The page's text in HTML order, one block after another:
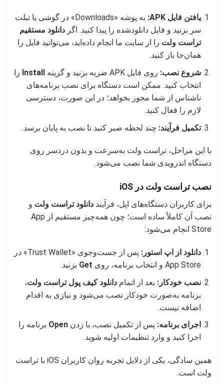
یافتن فایل APK:
به پوشه «Downloads» در گوشی یا تبلت
سر بزنید و فایل دانلودشده را پیدا کنید. اگر دانلود مستقیم
تراست ولت را از سایت ما انجام داده‌اید، می‌توانید فایل را
همان‌جا باز کنید.
شروع نصب: روی فایل APK ضربه بزنید و گزینه Install را
انتخاب کنید. ممکن است دستگاه برای نصب برنامه‌های
ناشناس از شما مجوز بخواهد؛ در این صورت، دسترسی
لازم را فعال کنید.
تکمیل فرآیند: چند لحظه صبر کنید تا نصب به پایان برسد.
با این مراحل، تراست ولت به‌سرعت و بدون دردسر روی
دستگاه اندرویدی شما نصب می‌شود.
نصب تراست ولت در iOS
برای کاربران دستگاه‌های اپل، فرآیند دانلود تراست ولت و
نصب آن کاملاً ساده است؛ چون همه‌چیز مستقیم از App
Store انجام می‌شود:
دانلود از اپ استور:
پس از جست‌وجوی «Trust Wallet» در
App Store و انتخاب برنامه، روی
Get بزنید.
نصب خودکار: بعد از اتمام دانلود کیف پول تراست ولت،
برنامه به‌صورت خودکار نصب می‌شود و نیازی به اقدام
اضافه نیست.
اجرای برنامه: پس از تکمیل نصب، با زدن Open برنامه را
اجرا کنید و وارد تنظیمات اولیه شوید.
همین سادگی، یکی از دلایل تجربه روان کاربران iOS با تراست
ولت است.